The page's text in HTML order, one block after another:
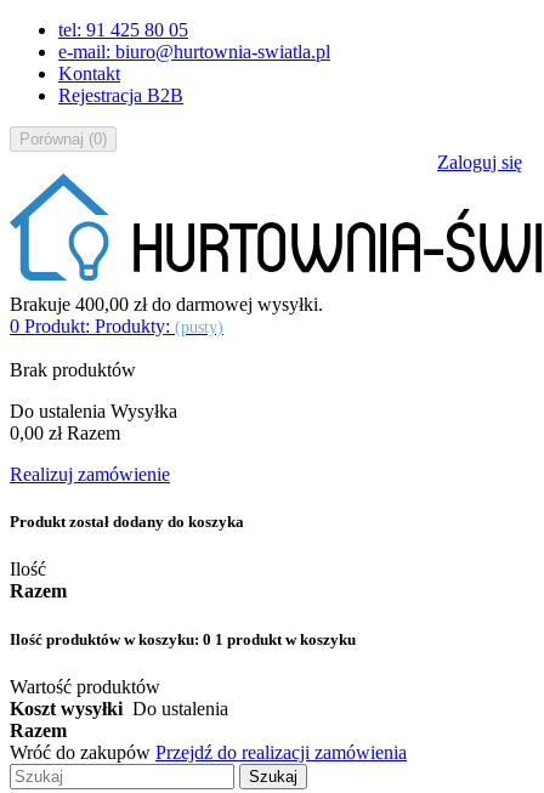
tel: 91 425 80 05
e-mail: biuro@hurtownia-swiatla.pl
Kontakt
Rejestracja B2B
Porównaj (0)
Zaloguj się
Brakuje 400,00 złdo darmowej wysyłki.
0 Produkt: Produkty: (pusty)
Brak produktów
Do ustalenia Wysyłka
0,00 zł Razem
Realizuj zamówienie
Produkt został dodany do koszyka
Ilość
Razem
Ilość produktów w koszyku: 0 1 produkt w koszyku
Wartość produktów
Koszt wysyłki Do ustalenia
Razem
Wróć do zakupów Przejdź do realizacji zamówienia
Szukaj